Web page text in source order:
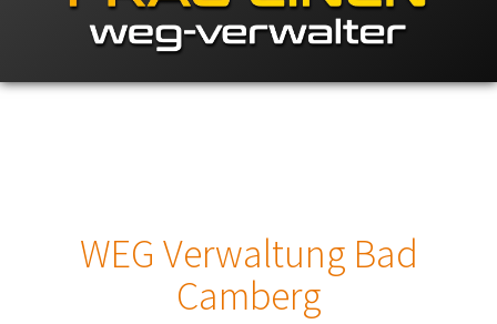
WEG Verwaltung Bad
Camberg